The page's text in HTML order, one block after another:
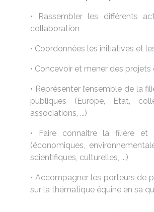
• Rassembler les différents
collaboration
• Coordonnées les initiatives et
• Concevoir et mener des
• Représenter l’ensemble de la
publiques (Europe, Etat,
associations, ...)
• Faire connaitre la filière et
(économiques,
scientifiques, culturelles, ...)
• Accompagner les porteurs de
sur la thématique équine en sa